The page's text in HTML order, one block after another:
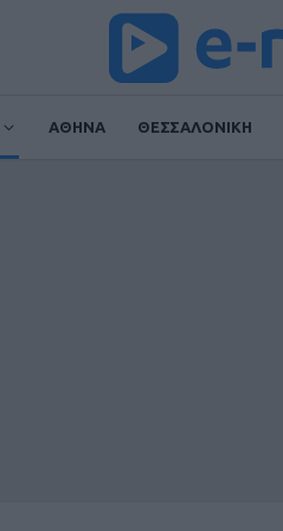
ΑΘΗΝΑ ΘΕΣΣΑΛΟΝΙΚΗ